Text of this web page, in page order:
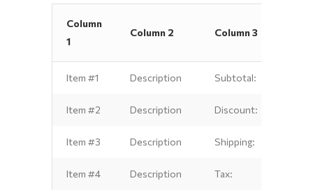
Column
1
Column 2 Column 3
Item #1 Description Subtotal:
Item #2 Description Discount:
Item #3 Description Shipping:
Item #4 Description Tax: